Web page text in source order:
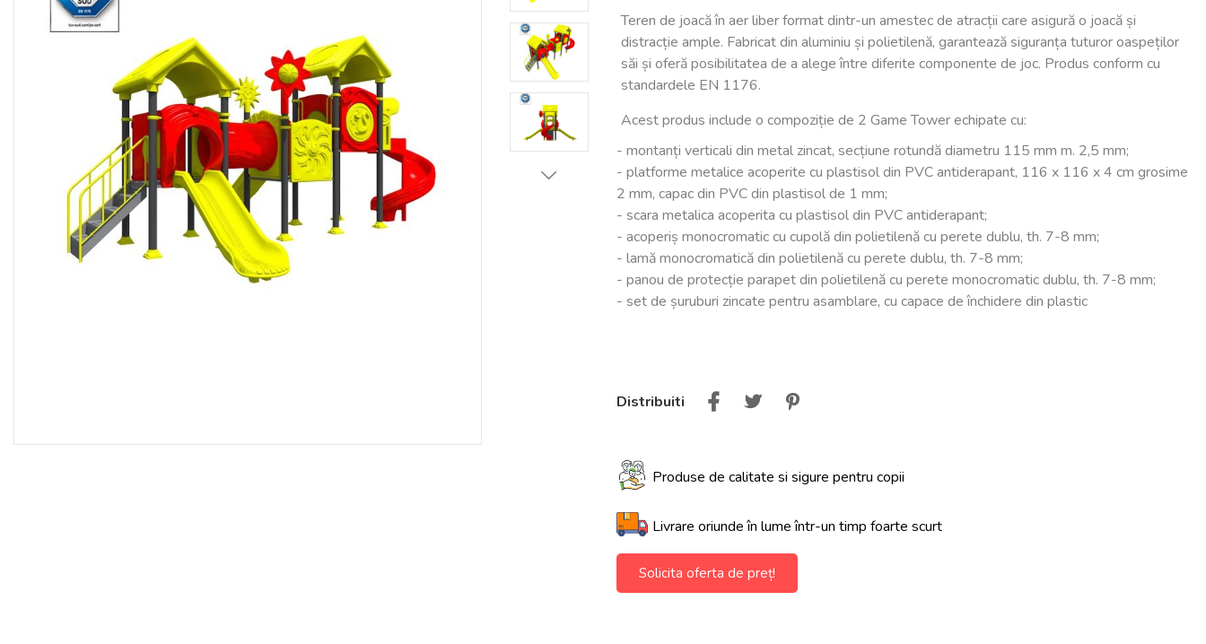
Teren de joacă în aer liber format dintr-un amestec de atracții care asigură o joacă și
distracție ample. Fabricat din aluminiu și polietilenă, garantează siguranța tuturor oaspeților
săi și oferă posibilitatea de a alege între diferite componente de joc. Produs conform cu
standardele EN 1176.
Acest produs include o compoziție de 2 Game Tower echipate cu:
- montanți verticali din metal zincat, secțiune rotundă diametru 115 mm m. 2,5 mm;
- platforme metalice acoperite cu plastisol din PVC antiderapant, 116 x 116 x 4 cm grosime
2 mm, capac din PVC din plastisol de 1 mm;
- scara metalica acoperita cu plastisol din PVC antiderapant;
- acoperiș monocromatic cu cupolă din polietilenă cu perete dublu, th. 7-8 mm;
- lamă monocromatică din polietilenă cu perete dublu, th. 7-8 mm;
- panou de protecție parapet din polietilenă cu perete monocromatic dublu, th. 7-8 mm;
- set de șuruburi zincate pentru asamblare, cu capace de închidere din plastic
Distribuiti
Produse de calitate si sigure pentru copii
Livrare oriunde în lume într-un timp foarte scurt
Solicita oferta de preț!